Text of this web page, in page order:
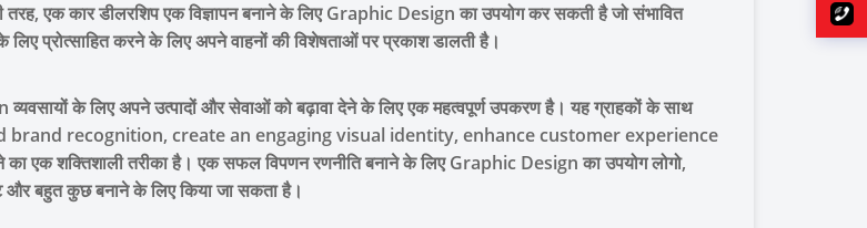
तरह, एक कार डीलरशिप एक विज्ञापन बनाने के लिए Graphic Design का उपयोग कर सकती है जो संभावित
प्रोत्साहित करने के लिए अपने वाहनों की विशेषताओं पर प्रकाश डालती है।
के लिए अपने उत्पादों और सेवाओं को बढ़ावा देने के लिए एक महत्वपूर्ण उपकरण है। यह ग्राहकों के साथ
brand recognition, create an engaging visual identity, enhance customer experience
एक शक्तिशाली तरीका है। एक सफल विपणन रणनीति बनाने के लिए Graphic Design का उपयोग लोगो,
और बहुत कुछ बनाने के लिए किया जा सकता है।